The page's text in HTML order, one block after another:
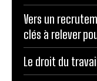
Vers un
clés à relever
Le droit du